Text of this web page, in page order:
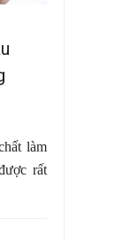
làm
rất